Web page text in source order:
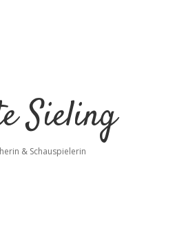
Sieling
& Schauspielerin